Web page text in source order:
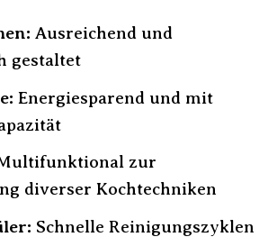
Ausreichend und
gestaltet
Energiesparend und mit
zur
diverser Kochtechniken
Schnelle Reinigungszyklen